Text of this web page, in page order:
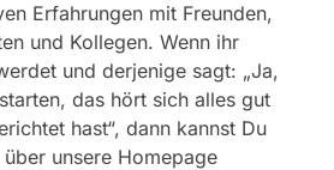
Erfahrungen mit Freunden,
und Kollegen. Wenn ihr
und derjenige sagt: „Ja,
das hört sich alles gut
hast“, dann kannst Du
unsere Homepage